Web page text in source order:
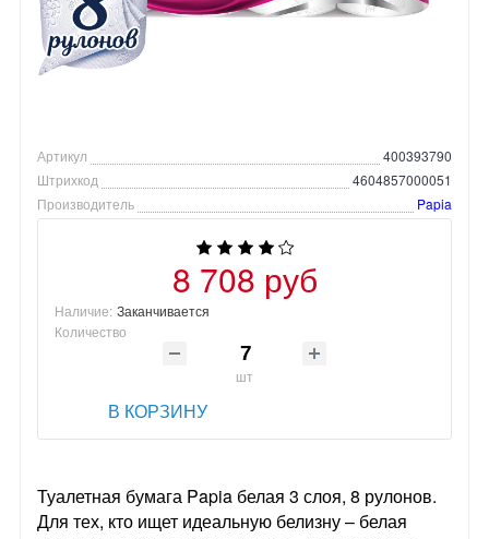
Артикул
400393790
Штрихкод
4604857000051
Производитель
Papia
8 708 руб
Наличие: Заканчивается
Количество
шт
В КОРЗИНУ
Туалетная бумага Papia белая 3 слоя, 8 рулонов.
Для тех, кто ищет идеальную белизну – белая